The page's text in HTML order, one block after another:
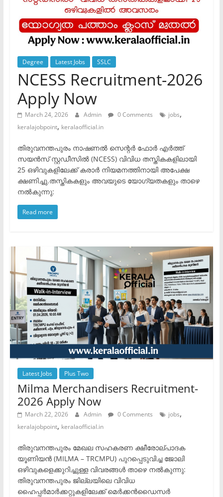
Degree Latest Jobs SSLC
NCESS Recruitment-2026
Apply Now
March 24, 2026 Admin 0 Comments jobs,
keralajobpoint, keralaofficial.in
തിരുവനന്തപുരം നാഷണൽ സെന്റർ ഫോർ എർത്ത്
സയൻസ് സ്റ്റഡീസിൽ (NCESS) വിവിധ തസ്തികകളിലായി
25 ഒഴിവുകളിലേക്ക് കരാർ നിയമനത്തിനായി അപേക്ഷ
ക്ഷണിച്ചു.​തസ്തികകളും അവയുടെ യോഗ്യതകളും താഴെ
നൽകുന്നു:
Read more
Latest Jobs Plus Two
Milma Merchandisers Recruitment-
2026 Apply Now
March 22, 2026 Admin 0 Comments jobs,
keralajobpoint, keralaofficial.in
തിരുവനന്തപുരം മേഖല സഹകരണ ക്ഷീരോല്പാദക
യൂണിയൻ (MILMA – TRCMPU) പുറപ്പെടുവിച്ച ജോലി
ഒഴിവുകളെക്കുറിച്ചുള്ള വിവരങ്ങൾ താഴെ നൽകുന്നു: ​
തിരുവനന്തപുരം ജില്ലയിലെ വിവിധ
ഹൈപ്പർമാർക്കറ്റുകളിലേക്ക് മെർക്കൻഡൈസർ